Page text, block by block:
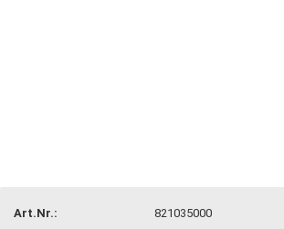
Art.Nr.:
821035000